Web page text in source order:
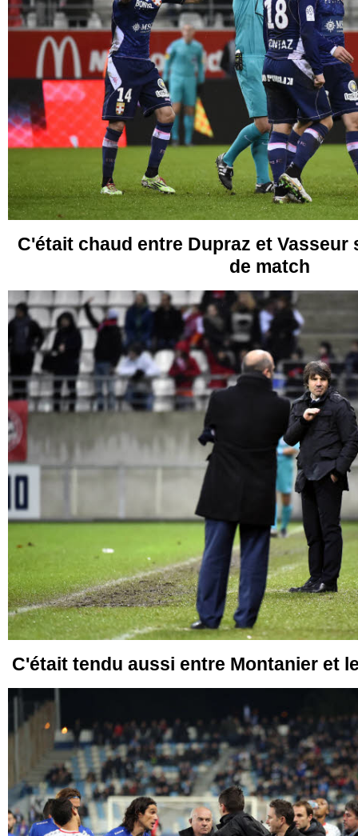
C'était chaud entre Dupraz et Vasseur
de match
C'était tendu aussi entre Montanier et